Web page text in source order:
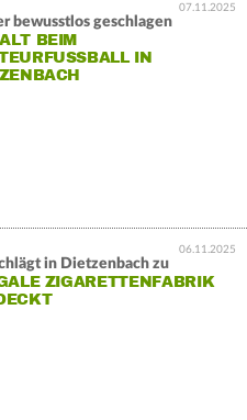
07.11.2025
bewusstlos geschlagen
BEIM
IN D
06.11.2025
in Dietzenbach zu
ZIGARETTENFABRIK